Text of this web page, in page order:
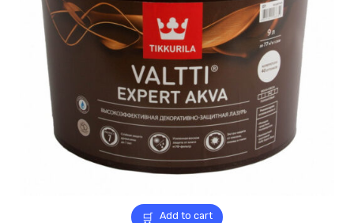
Add to cart